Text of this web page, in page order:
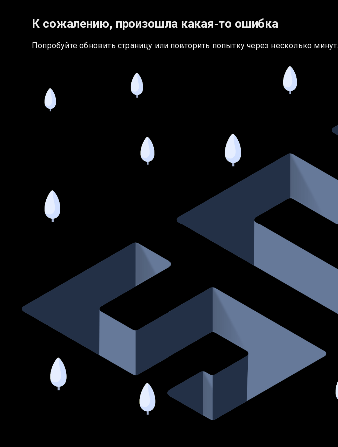
К сожалению, произошла какая‑то ошибка
Попробуйте обновить страницу или повторить попытку через несколько минут.